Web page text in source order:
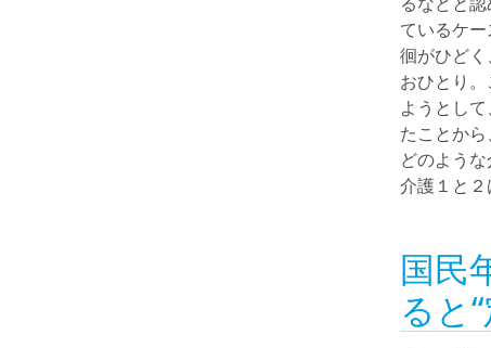
ているケ
徊がひど
おひとり
ようとし
たことから
どのよう
介護１と２
国民
ると